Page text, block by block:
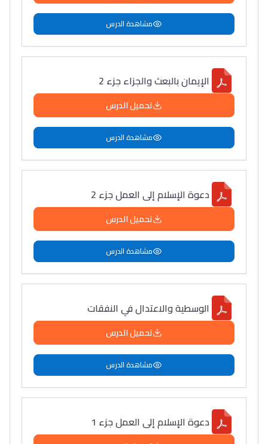
مشاهدة الدرس
الإيمان بالبعث والجزاء جزء 2
تحميل الدرس
مشاهدة الدرس
دعوة الإسلام إلى العمل جزء 2
تحميل الدرس
مشاهدة الدرس
الوسطية والاعتدال في النفقات
تحميل الدرس
مشاهدة الدرس
دعوة الإسلام إلى العمل جزء 1